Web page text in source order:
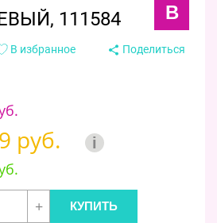
111584 B
В избранное Поделиться
руб. i
+